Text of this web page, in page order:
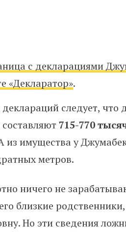
с декларациями
«Декларатор».
деклараций следует,
715-770
из имущества у
метров.
ничего не
близкие
Но эти сведения